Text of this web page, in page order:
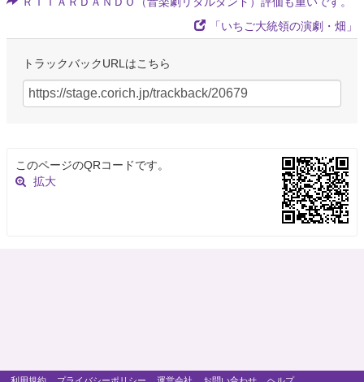
「いちご大統領の演劇・畑」
トラックバックURLはこちら
このページのQRコードです。
拡大